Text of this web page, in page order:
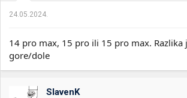
:
24.05.2024.
14 pro max, 15 pro ili 15 pro max. Razlika
gore/dole
SlavenK